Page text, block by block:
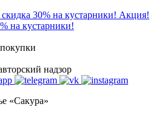
Акция!
на кустарники!
надзор
«Сакура»